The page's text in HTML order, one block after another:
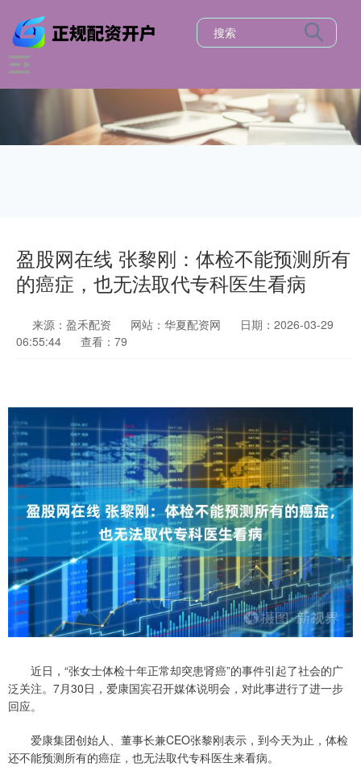
盈股网在线 张黎刚：体检不能预测所有
的癌症，也无法取代专科医生看病
来源：盈禾配资 网站：华夏配资网
日期：2026-03-29
06:55:44
查看：79
近日，“张女士体检十年正常却突患肾癌”的事件引起了社会的广
泛关注。7月30日，爱康国宾召开媒体说明会，对此事进行了进一步
回应。
爱康集团创始人、董事长兼CEO张黎刚表示，到今天为止，体检
还不能预测所有的癌症，也无法取代专科医生来看病。